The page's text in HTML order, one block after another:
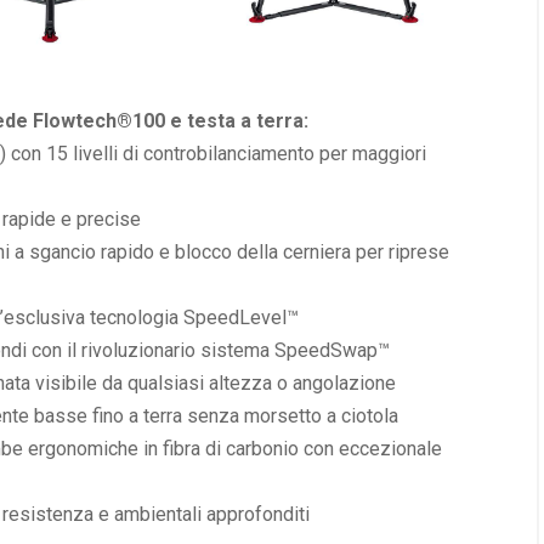
Flowtech®100 e testa a terra:
con 15 livelli di controbilanciamento per maggiori
e precise
sgancio rapido e blocco della cerniera per riprese
tecnologia SpeedLevel™
con il rivoluzionario sistema SpeedSwap™
visibile da qualsiasi altezza o angolazione
basse fino a terra senza morsetto a ciotola
ergonomiche in fibra di carbonio con eccezionale
e ambientali approfonditi